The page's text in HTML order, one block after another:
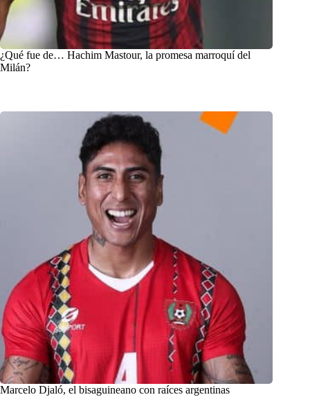
¿Qué fue de… Hachim Mastour, la promesa marroquí del
Milán?
Marcelo Djaló, el bisaguineano con raíces argentinas